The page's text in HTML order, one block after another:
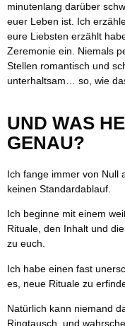
minutenlang darüber
euer Leben ist. Ich
eure Liebsten erzählt
Zeremonie ein. Niemals
Stellen romantisch und
unterhaltsam… so, wie
UND WAS
ENAU?
Ich fange immer von Null
keinen Standardablauf.
Ich beginne mit einem
Rituale, den Inhalt und
zu euch.
Ich habe einen fast
es, neue Rituale zu
Natürlich kann niemand
Ringtausch, und